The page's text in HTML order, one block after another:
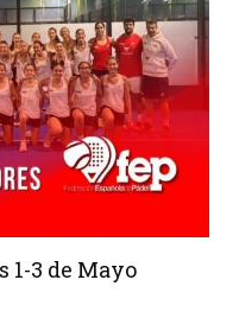
1-3 de Mayo